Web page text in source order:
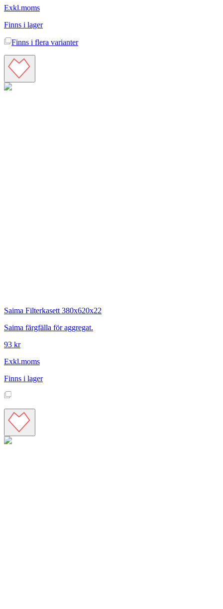
Exkl.moms
Finns i lager
Finns i flera varianter
Saima Filterkasett 380x620x22
Saima färgfälla för aggregat.
93 kr
Exkl.moms
Finns i lager